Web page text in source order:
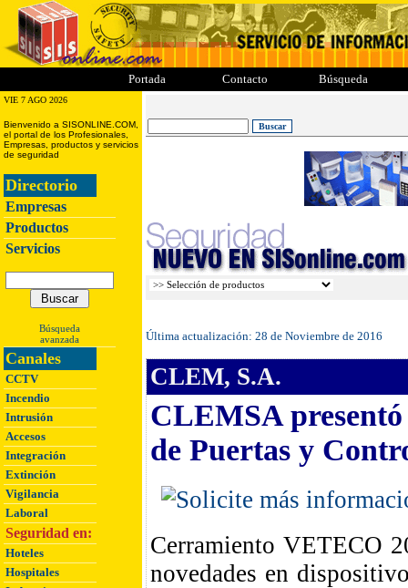
Portada Contacto Búsqueda
VIE 7 AGO 2026
Bienvenido a SISONLINE.COM,
el portal de los Profesionales,
Empresas, productos y servicios
de seguridad
Directorio
Empresas
Productos
Servicios
Búsqueda
avanzada
Canales
CCTV
Incendio
Intrusión
Accesos
Integración
Extinción
Vigilancia
Laboral
Seguridad en:
Hoteles
Hospitales
Última actualización: 28 de Noviembre de 2016
CLEM, S.A.
CLEMSA
de Puertas y
Cerramiento VETECO
novedades en